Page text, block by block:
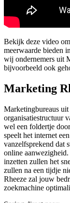
Bekijk deze video
meerwaarde bieden
wij ondernemers uit
bijvoorbeeld ook
Marketing
Marketingbureaus
organisatiestructuur
wel een foldertje
speelt het internet
vanzelfsprekend dat
online
inzetten zullen het
zullen na een tijdje
Rheeze zal jouw
zoekmachine